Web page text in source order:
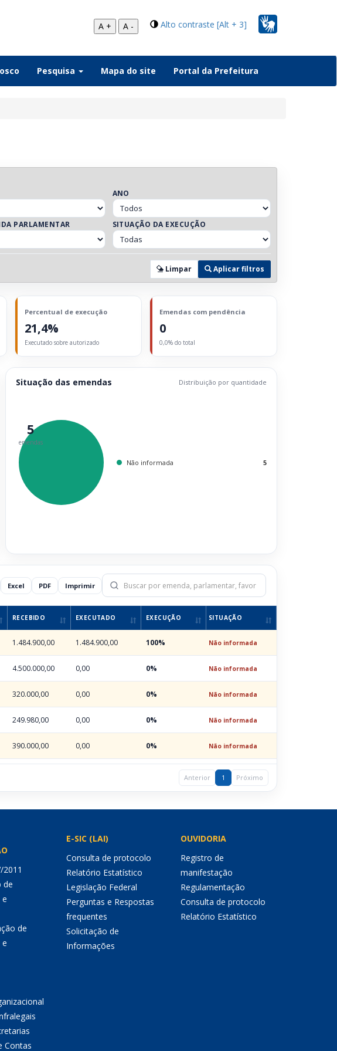
Alto contraste [Alt + 3]
A + A -
Pesquisa Mapa do site Portal da Prefeitura
ANO
PARLAMENTAR SITUAÇÃO DA EXECUÇÃO
Limpar Aplicar filtros
Percentual de execução
21,4%
Executado sobre autorizado
Emendas com pendência
0
0,0% do total
Situação das emendas Distribuição por quantidade
5
emendas
Não informada 5
Excel PDF Imprimir
RECEBIDO EXECUTADO EXECUÇÃO SITUAÇÃO
1.484.900,00 1.484.900,00 100% Não informada
4.500.000,00 0,00 0% Não informada
320.000,00 0,00 0% Não informada
249.980,00 0,00 0% Não informada
390.000,00 0,00 0% Não informada
Anterior 1 Próximo
2011
de
de
Contas
E-SIC (LAI)
Consulta de protocolo
Relatório Estatístico
Legislação Federal
Perguntas e Respostas
frequentes
Solicitação de
Informações
OUVIDORIA
Registro de
manifestação
Regulamentação
Consulta de protocolo
Relatório Estatístico